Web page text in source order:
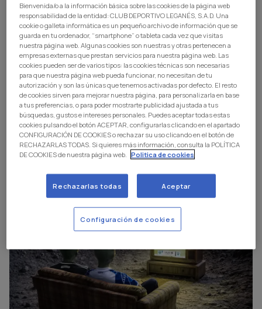
Bienvenida/o a la información básica sobre las cookies de la página web
responsabilidad de la entidad: CLUB DEPORTIVO LEGANÉS, S.A.D. Una
cookie o galleta informática es un pequeño archivo de información que se
guarda en tu ordenador, “smartphone” o tableta cada vez que visitas
nuestra página web. Algunas cookies son nuestras y otras pertenecen a
empresas externas que prestan servicios para nuestra página web. Las
cookies pueden ser de varios tipos: las cookies técnicas son necesarias
para que nuestra página web pueda funcionar, no necesitan de tu
autorización y son las únicas que tenemos activadas por defecto. El resto
de cookies sirven para mejorar nuestra página, para personalizarla en base
a tus preferencias, o para poder mostrarte publicidad ajustada a tus
búsquedas, gustos e intereses personales. Puedes aceptar todas estas
cookies pulsando el botón ACEPTAR, configurarlas clicando en el apartado
CONFIGURACIÓN DE COOKIES o rechazar su uso clicando en el botón de
RECHAZARLAS TODAS. Si quieres más información, consulta la POLÍTICA
DE COOKIES de nuestra página web.
Politica de cookies
Rechazarlas todas Aceptar
Configuración de cookies